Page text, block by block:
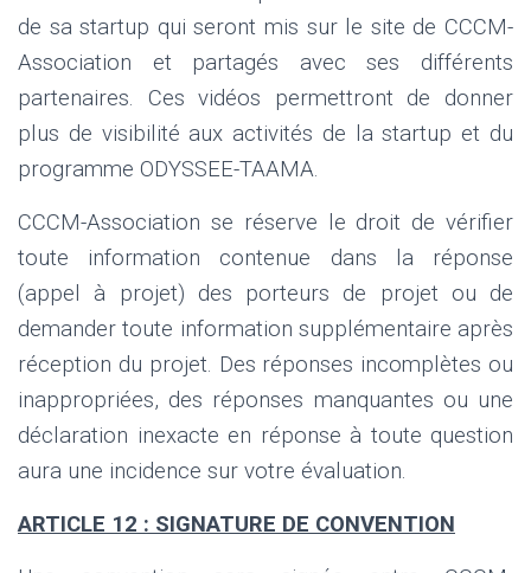
de sa startup qui seront mis sur le site de CCCM-
Association et partagés avec ses différents
partenaires. Ces vidéos permettront de donner
plus de visibilité aux activités de la startup et du
programme ODYSSEE-TAAMA.
CCCM-Association se réserve le droit de vérifier
toute information contenue dans la réponse
(appel à projet) des porteurs de projet ou de
demander toute information supplémentaire après
réception du projet. Des réponses incomplètes ou
inappropriées, des réponses manquantes ou une
déclaration inexacte en réponse à toute question
aura une incidence sur votre évaluation.
ARTICLE 12 : SIGNATURE DE CONVENTION